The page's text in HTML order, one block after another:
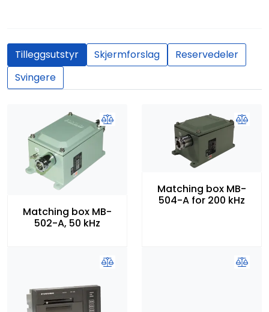
Tilleggsutstyr Skjermforslag
Reservedeler
Svingere
Matching box MB-
502-A, 50 kHz
Matching box MB-
504-A for 200 kHz